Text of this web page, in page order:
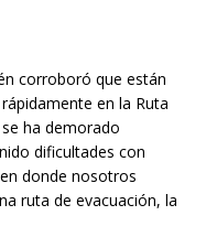
corroboró que están
en la Ruta
ha demorado
dificultades con
donde nosotros
ruta de evacuación, la